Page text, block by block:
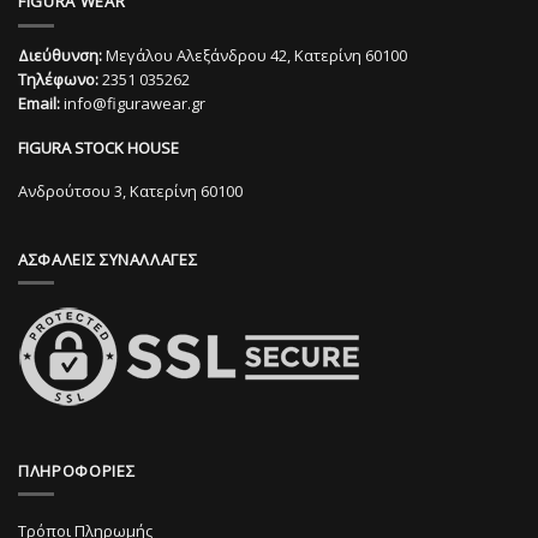
παραλλαγές.
Οι
επιλογές
μπορούν
να
επιλεγούν
του
παραλλαγές.
Διεύθυνση:Μεγάλου Αλεξάνδρου 42, Κατερίνη 60100
Τηλέφωνο:2351 035262
Email:info@figurawear.gr
FIGURA STOCK HOUSE
Ανδρούτσου 3, Κατερίνη 60100
ΑΣΦΑΛΕΙΣ ΣΥΝΑΛΛΑΓΕΣ
ΠΛΗΡΟΦΟΡΙΕΣ
Τρόποι Πληρωμής